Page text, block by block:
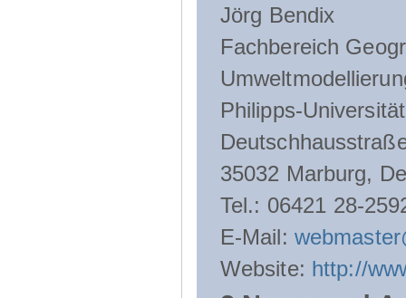
Jörg Bendix
Fachbereich
Philipps-
35032 Marburg,
Tel.: 06421 28-
E-Mail:
Website: http://